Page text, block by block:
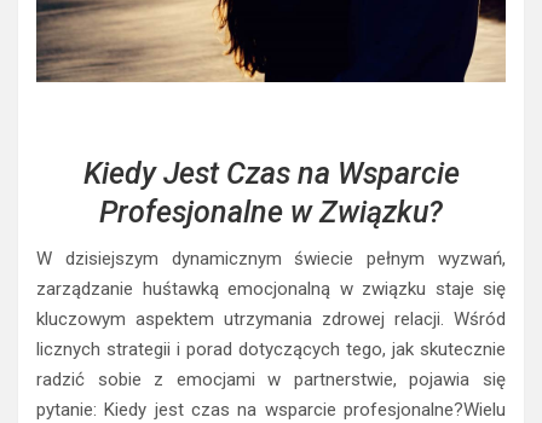
Kiedy Jest Czas na Wsparcie
Profesjonalne w Związku?
W dzisiejszym dynamicznym świecie pełnym wyzwań,
zarządzanie huśtawką emocjonalną w związku staje się
kluczowym aspektem utrzymania zdrowej relacji. Wśród
licznych strategii i porad dotyczących tego, jak skutecznie
radzić sobie z emocjami w partnerstwie, pojawia się
pytanie: Kiedy jest czas na wsparcie profesjonalne?Wielu